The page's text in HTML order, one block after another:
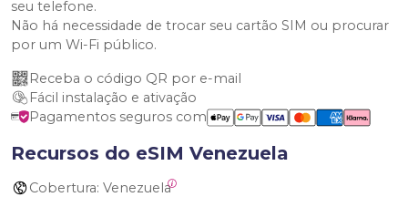
seu telefone.
Não há necessidade de trocar seu cartão SIM ou procurar
por um Wi-Fi público.
Receba o código QR por e-mail
Fácil instalação e ativação
Pagamentos seguros com
Recursos do eSIM Venezuela
Cobertura: Venezuela